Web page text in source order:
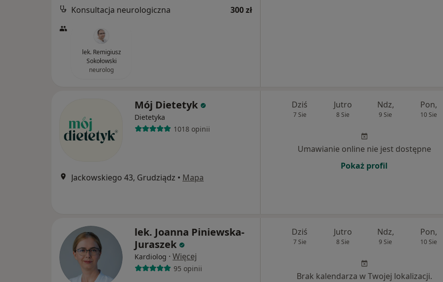
Konsultacja neurologiczna
300 zł
lek. Remigiusz
Sokołowski
neurolog
Mój Dietetyk
Dietetyka
1018 opinii
Jackowskiego 43, Grudziądz • Mapa
Dziś
7 Sie
Jutro
8 Sie
Ndz,
9 Sie
Pon,
10 Sie
Umawianie online nie jest dostępne
Pokaż profil
lek. Joanna Piniewska-
Juraszek
Kardiolog · Więcej
95 opinii
Dziś
7 Sie
Jutro
8 Sie
Ndz,
9 Sie
Pon,
10 Sie
Brak kalendarza w Twojej lokalizacji.